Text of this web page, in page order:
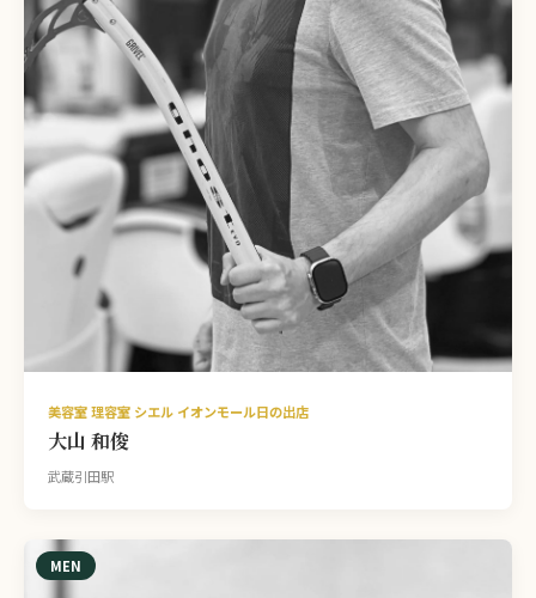
美容室 理容室 シエル イオンモール日の出店
大山 和俊
武蔵引田駅
MEN